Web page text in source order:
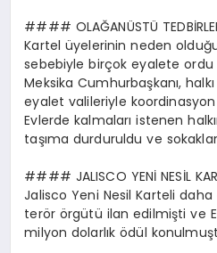
#### OLAĞANÜSTÜ
Kartel üyelerinin neden
sebebiyle birçok eyalete ordu
Meksika Cumhurbaşkanı,
eyalet valileriyle
Evlerde kalmaları istenen
taşıma durduruldu ve
#### JALISCO YENİ NESİL
Jalisco Yeni Nesil Karteli
terör örgütü ilan edilmişti ve
milyon dolarlık ödül